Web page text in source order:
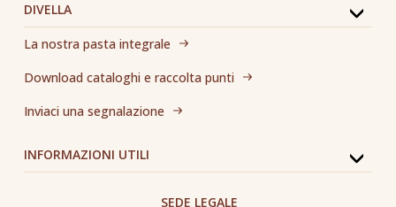
DIVELLA
La nostra pasta integrale
Download cataloghi e raccolta punti
Inviaci una segnalazione
INFORMAZIONI UTILI
SEDE LEGALE